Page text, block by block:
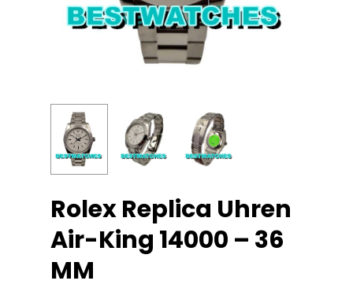
Rolex Replica Uhren
Air-King 14000 – 36
MM